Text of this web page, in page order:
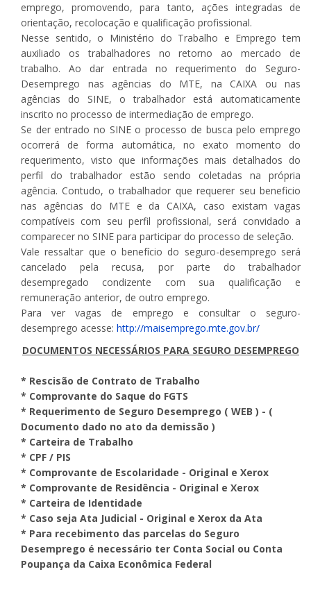
emprego, promovendo, para tanto, ações integradas de
orientação, recolocação e qualificação profissional.
Nesse sentido, o Ministério do Trabalho e Emprego tem
auxiliado os trabalhadores no retorno ao mercado de
trabalho. Ao dar entrada no requerimento do Seguro-
Desemprego nas agências do MTE, na CAIXA ou nas
agências do SINE, o trabalhador está automaticamente
inscrito no processo de intermediação de emprego.
Se der entrado no SINE o processo de busca pelo emprego
ocorrerá de forma automática, no exato momento do
requerimento, visto que informações mais detalhados do
perfil do trabalhador estão sendo coletadas na própria
agência. Contudo, o trabalhador que requerer seu beneficio
nas agências do MTE e da CAIXA, caso existam vagas
compatíveis com seu perfil profissional, será convidado a
comparecer no SINE para participar do processo de seleção.
Vale ressaltar que o benefício do seguro-desemprego será
cancelado pela recusa, por parte do trabalhador
desempregado condizente com sua qualificação e
remuneração anterior, de outro emprego.
Para ver vagas de emprego e consultar o seguro-
desemprego acesse: http://maisemprego.mte.gov.br/
DOCUMENTOS NECESSÁRIOS PARA SEGURO DESEMPREGO
* Rescisão de Contrato de Trabalho
* Comprovante do Saque do FGTS
* Requerimento de Seguro Desemprego ( WEB ) - (
Documento dado no ato da demissão )
* Carteira de Trabalho
* CPF / PIS
* Comprovante de Escolaridade - Original e Xerox
* Comprovante de Residência - Original e Xerox
* Carteira de Identidade
* Caso seja Ata Judicial - Original e Xerox da Ata
* Para recebimento das parcelas do Seguro
Desemprego é necessário ter Conta Social ou Conta
Poupança da Caixa Econômica Federal